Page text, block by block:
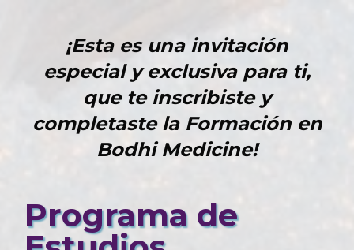
¡Esta es una invitación
especial y exclusiva para ti,
que te inscribiste y
completaste la Formación en
Bodhi Medicine!
Programa de